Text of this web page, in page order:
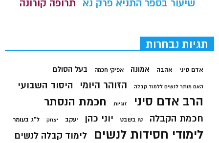
שיעור בספר התניא פרק נא
תרופה קורונה
תגיות נבחרות
אדם סיני אהבה אמונה אפיקי חכמה בעל הסולם
האם מותר לנשים ללמוד קבלה הזוהר היומי היסוד השבועי
הרב אדם סיני זוגיות חכמת הנסתר
חכמת הקבלה טו בשבט יוני כהן יעקב יצחק ל"ג בעומר
לימודי חסידות לנשים לימוד קבלה לנשים